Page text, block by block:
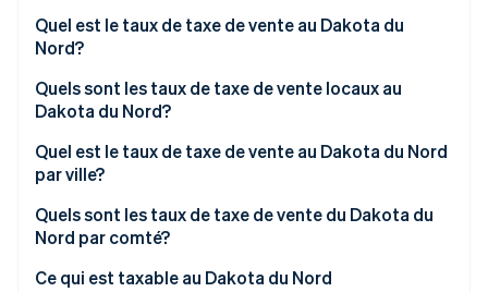
Stripe Sessions 2026
Découvrez comment Stripe construit l’infrastructure
l’IA.
Regarder
Quel est le taux de taxe de vente au Dakota du
Nord?
Quels sont les taux de taxe de vente locaux au
Dakota du Nord?
La taxe de vente moyenne au Dakota du Nord en
2026
Quel est le taux de taxe de vente au Dakota du Nord
par ville?
Quels sont les taux de taxe de vente du Dakota du
Nord par comté?
Ce qui est taxable au Dakota du Nord